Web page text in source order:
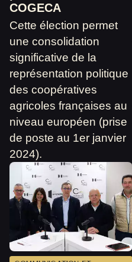
COGECA
Cette élection permet
une consolidation
significative de la
représentation politique
des coopératives
agricoles françaises au
niveau européen (prise
de poste au 1er janvier
2024).